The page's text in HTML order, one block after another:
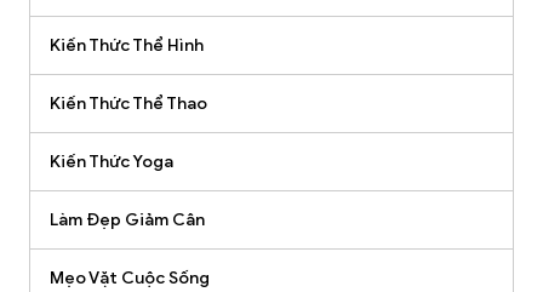
Kiến Thức Thể Hình
Kiến Thức Thể Thao
Kiến Thức Yoga
Làm Đẹp Giảm Cân
Mẹo Vặt Cuộc Sống